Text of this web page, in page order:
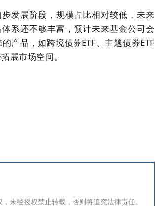
发展阶段，规模占比相对较低，未来
系还不够丰富，预计未来基金公司会
产品，如跨境债券ETF、主题债券ETF
展市场空间。
未经授权禁止转载，否则将追究法律责任。